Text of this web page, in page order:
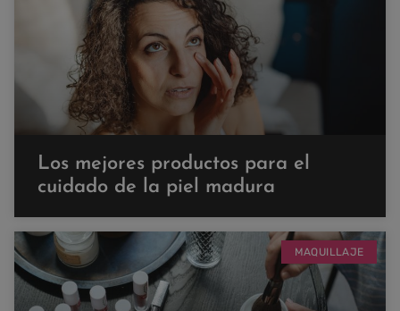
Los mejores productos para el
cuidado de la piel madura
MAQUILLAJE